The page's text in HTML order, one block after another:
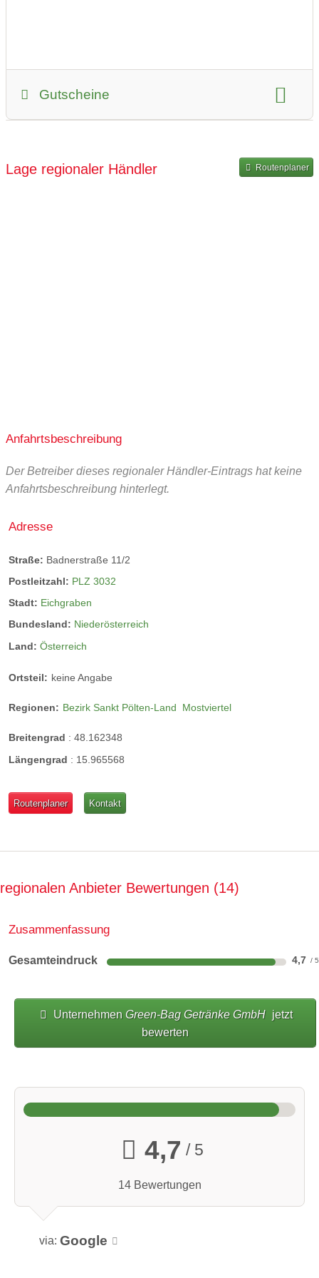
Gutscheine
Lage regionaler Händler Routenplaner
Anfahrtsbeschreibung
Der Betreiber dieses regionaler Händler-Eintrags hat keine
Anfahrtsbeschreibung hinterlegt.
Adresse
Straße: Badnerstraße 11/2
Postleitzahl: PLZ 3032
Stadt: Eichgraben
Bundesland: Niederösterreich
Land: Österreich
Ortsteil: keine Angabe
Regionen: Bezirk Sankt Pölten-Land Mostviertel
Breitengrad : 48.162348
Längengrad : 15.965568
Routenplaner Kontakt
regionalen Anbieter Bewertungen 14
Zusammenfassung
Gesamteindruck 4,7
Unternehmen Green-Bag Getränke GmbH
jetzt
bewerten
4,7 / 5
14 Bewertungen
via: Google